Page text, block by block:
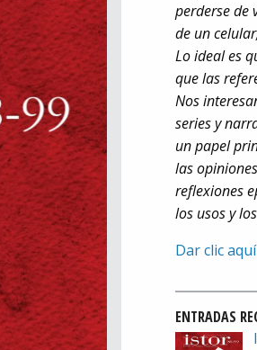
perderse de
de un
Lo ideal es
que las
Nos
series y
un papel
las
reflexiones
los usos y
Dar clic
ENTRADAS